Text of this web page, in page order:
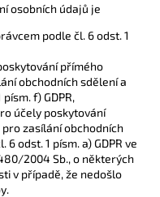
osobních údajů je
podle čl. 6 odst. 1
přímého
obchodních sdělení a
f) GDPR,
účely poskytování
zasílání obchodních
odst. 1 písm. a) GDPR ve
2004 Sb., o některých
v případě, že nedošlo